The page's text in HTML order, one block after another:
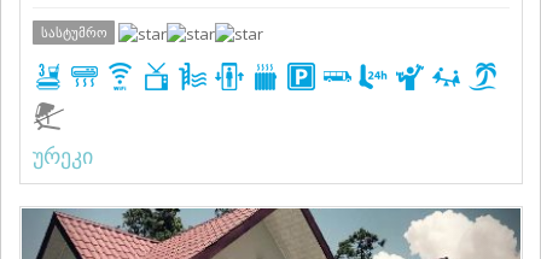
სასტუმრო
ურეკი
Previous Next